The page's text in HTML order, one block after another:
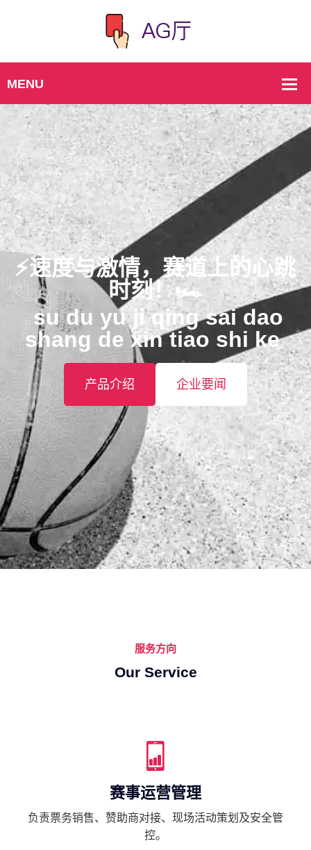
⚡️速度与激情，赛道上的心跳
时刻！🏎️
️ su du yu ji qing sai dao
shang de xin tiao shi ke ️
产品介绍 企业要闻
服务方向
Our Service
赛事运营管理
负责票务销售、赞助商对接、现场活动策划及安全管
控。